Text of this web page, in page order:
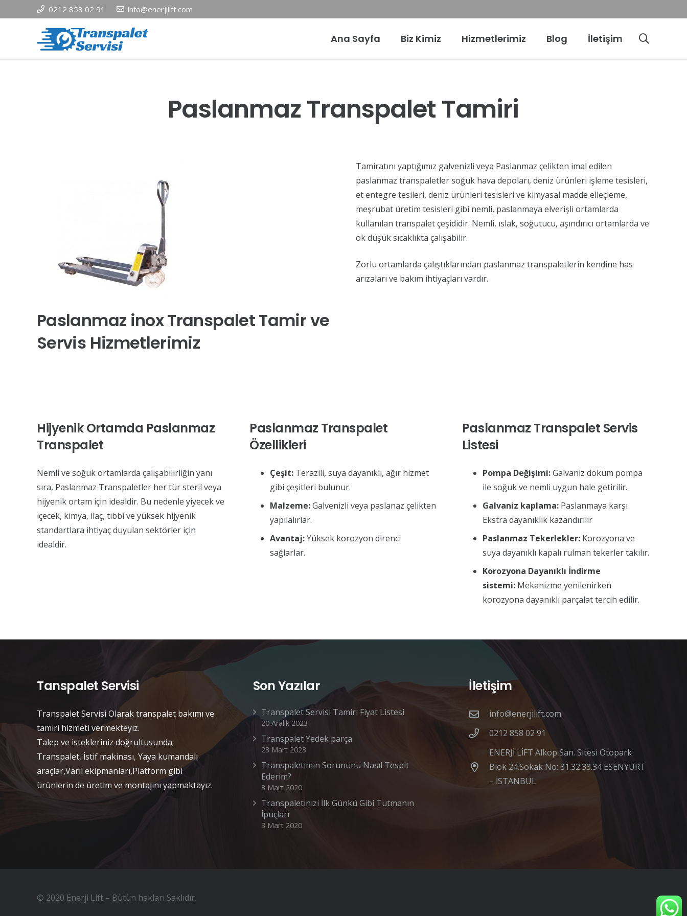
0212 858 02 91 info@enerjilift.com
Ana Sayfa Biz Kimiz Hizmetlerimiz Blog İletişim
Paslanmaz Transpalet Tamiri
Paslanmaz inox Transpalet Tamir ve
Servis Hizmetlerimiz
Tamiratını yaptığımız galvenizli veya Paslanmaz çelikten imal edilen
paslanmaz transpaletler soğuk hava depoları, deniz ürünleri işleme tesisleri,
et entegre tesileri, deniz ürünleri tesisleri ve kimyasal madde elleçleme,
meşrubat üretim tesisleri gibi nemli, paslanmaya elverişli ortamlarda
kullanılan transpalet çeşididir. Nemli, ıslak, soğutucu, aşındırıcı ortamlarda ve
ok düşük sıcaklıkta çalışabilir.
Zorlu ortamlarda çalıştıklarından paslanmaz transpaletlerin kendine has
arızaları ve bakım ihtiyaçları vardır.
Hijyenik Ortamda Paslanmaz
Transpalet
Nemli ve soğuk ortamlarda çalışabilirliğin yanı
sıra, Paslanmaz Transpaletler her tür steril veya
hijyenik ortam için idealdir. Bu nedenle yiyecek ve
içecek, kimya, ilaç, tıbbi ve yüksek hijyenik
standartlara ihtiyaç duyulan sektörler için
idealdir.
Paslanmaz Transpalet
Özellikleri
Çeşit:Terazili, suya dayanıklı, ağır hizmet
gibi çeşitleri bulunur.
Malzeme:Galvenizli veya paslanaz çelikten
yapılalırlar.
Avantaj:Yüksek korozyon direnci
sağlarlar.
Paslanmaz Transpalet Servis
Listesi
Pompa Değişimi:Galvaniz döküm pompa
ile soğuk ve nemli uygun hale getirilir.
Galvaniz kaplama:Paslanmaya karşı
Ekstra dayanıklık kazandırılır
Paslanmaz Tekerlekler:Korozyona ve
suya dayanıklı kapalı rulman tekerler takılır.
Korozyona Dayanıklı İndirme
sistemi:Mekanizme yenilenirken
korozyona dayanıklı parçalat tercih edilir.
Tanspalet Servisi
Transpalet Servisi Olarak transpalet bakımı ve
tamiri hizmeti vermekteyiz.
Talep ve istekleriniz doğrultusunda;
Transpalet, İstif makinası, Yaya kumandalı
araçlar,Varil ekipmanları,Platform gibi
ürünlerin de üretim ve montajını yapmaktayız.
Son Yazılar
Transpalet Servisi Tamiri Fiyat Listesi
20 Aralık 2023
Transpalet Yedek parça
23 Mart 2023
Transpaletimin Sorununu Nasıl Tespit
Ederim?
3 Mart 2020
Transpaletinizi İlk Günkü Gibi Tutmanın
İpuçları
3 Mart 2020
İletişim
info@enerjilift.com
0212 858 02 91
ENERJİ LİFT Alkop San. Sitesi Otopark
Blok 24.Sokak No: 31.32.33.34 ESENYURT
– İSTANBUL
© 2020 Enerji Lift – Bütün hakları Saklıdır.